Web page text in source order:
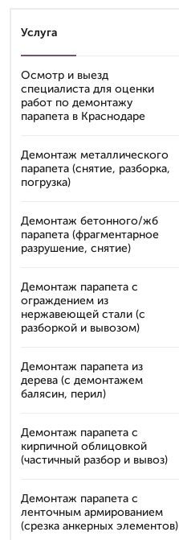
Услуга
Осмотр и выезд
специалиста для оценки
работ по демонтажу
парапета в Краснодаре
Демонтаж металлического
парапета (снятие, разборка,
погрузка)
Демонтаж бетонного/жб
парапета (фрагментарное
разрушение, снятие)
Демонтаж парапета с
ограждением из
нержавеющей стали (с
разборкой и вывозом)
Демонтаж парапета из
дерева (с демонтажем
балясин, перил)
Демонтаж парапета с
кирпичной облицовкой
(частичный разбор и вывоз)
Демонтаж парапета с
ленточным армированием
(срезка анкерных элементов)